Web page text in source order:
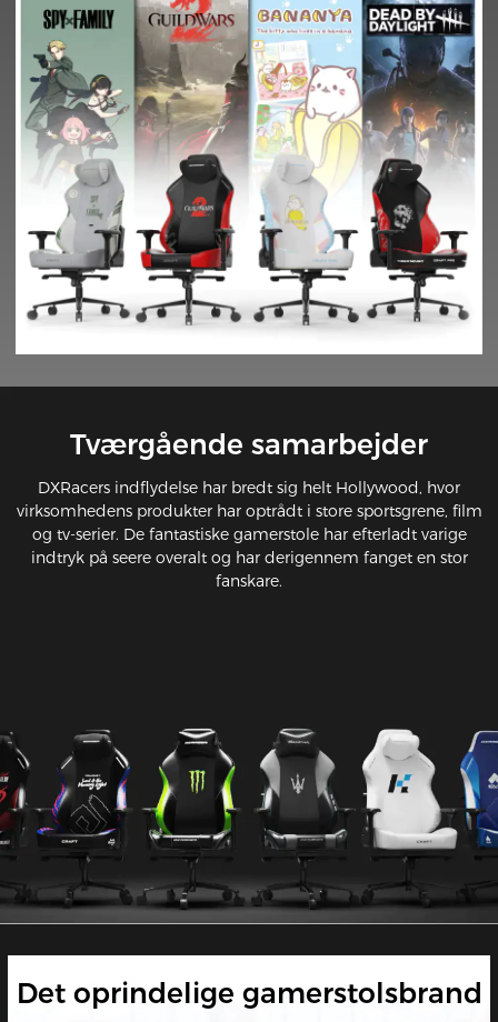
Tværgående samarbejder
DXRacers indflydelse har bredt sig helt Hollywood, hvor
virksomhedens produkter har optrådt i store sportsgrene, film
og tv-serier. De fantastiske gamerstole har efterladt varige
indtryk på seere overalt og har derigennem fanget en stor
fanskare.
Det oprindelige gamerstolsbrand